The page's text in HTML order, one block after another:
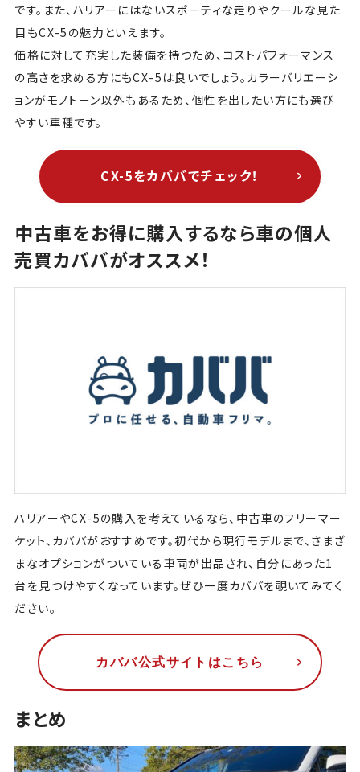
です。また、ハリアーにはないスポーティな走りやクールな見た
目もCX-5の魅力といえます。
価格に対して充実した装備を持つため、コストパフォーマンス
の高さを求める方にもCX-5は良いでしょう。カラーバリエーシ
ョンがモノトーン以外もあるため、個性を出したい方にも選び
やすい車種です。
CX-5をカババでチェック！
中古車をお得に購入するなら車の個人
売買カババがオススメ！
ハリアーやCX-5の購入を考えているなら、中古車のフリーマー
ケット、カババがおすすめです。初代から現行モデルまで、さまざ
まなオプションがついている車両が出品され、自分にあった1
台を見つけやすくなっています。ぜひ一度カババを覗いてみてく
ださい。
カババ公式サイトはこちら
まとめ